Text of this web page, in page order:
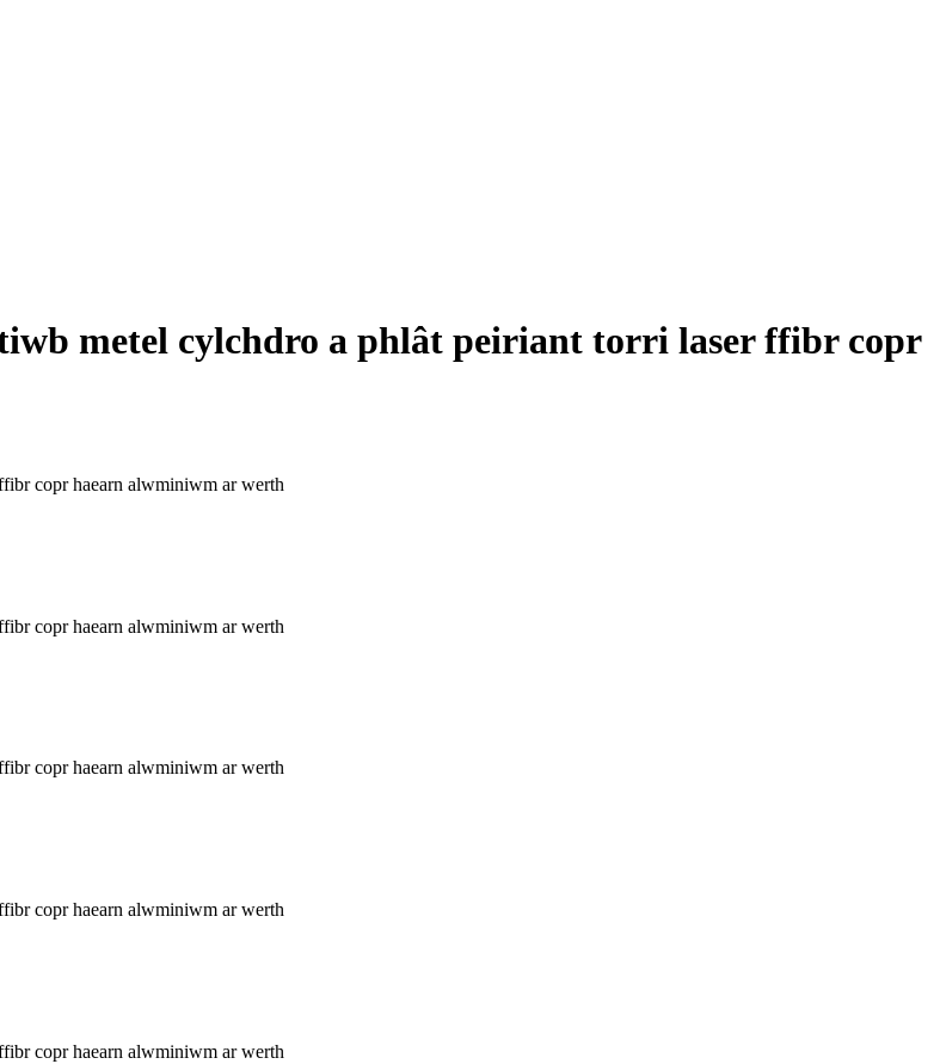
metel cylchdro a phlât peiriant torri laser ffibr copr
copr haearn alwminiwm ar werth
copr haearn alwminiwm ar werth
copr haearn alwminiwm ar werth
copr haearn alwminiwm ar werth
copr haearn alwminiwm ar werth